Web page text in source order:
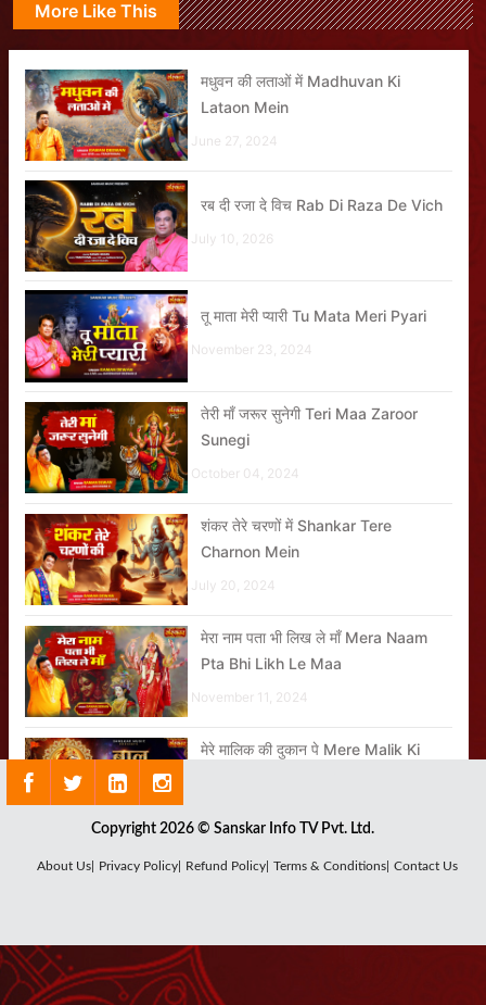
More Like This
मधुवन की लताओं में Madhuvan Ki
Lataon Mein
June 27, 2024
रब दी रजा दे विच Rab Di Raza De Vich
July 10, 2026
तू माता मेरी प्यारी Tu Mata Meri Pyari
November 23, 2024
तेरी माँ जरूर सुनेगी Teri Maa Zaroor
Sunegi
October 04, 2024
शंकर तेरे चरणों में Shankar Tere
Charnon Mein
July 20, 2024
मेरा नाम पता भी लिख ले माँ Mera Naam
Pta Bhi Likh Le Maa
November 11, 2024
मेरे मालिक की दुकान पे Mere Malik Ki
माए नी बुहे बंद ना करि Maaye Ni Buhe
तेरी माँ जरूर सुनेगी Teri Maa Zaroor
Sunegi
Copyright 2026 © Sanskar Info TV Pvt. Ltd.
About Us| Privacy Policy| Refund Policy| Terms & Conditions| Contact Us